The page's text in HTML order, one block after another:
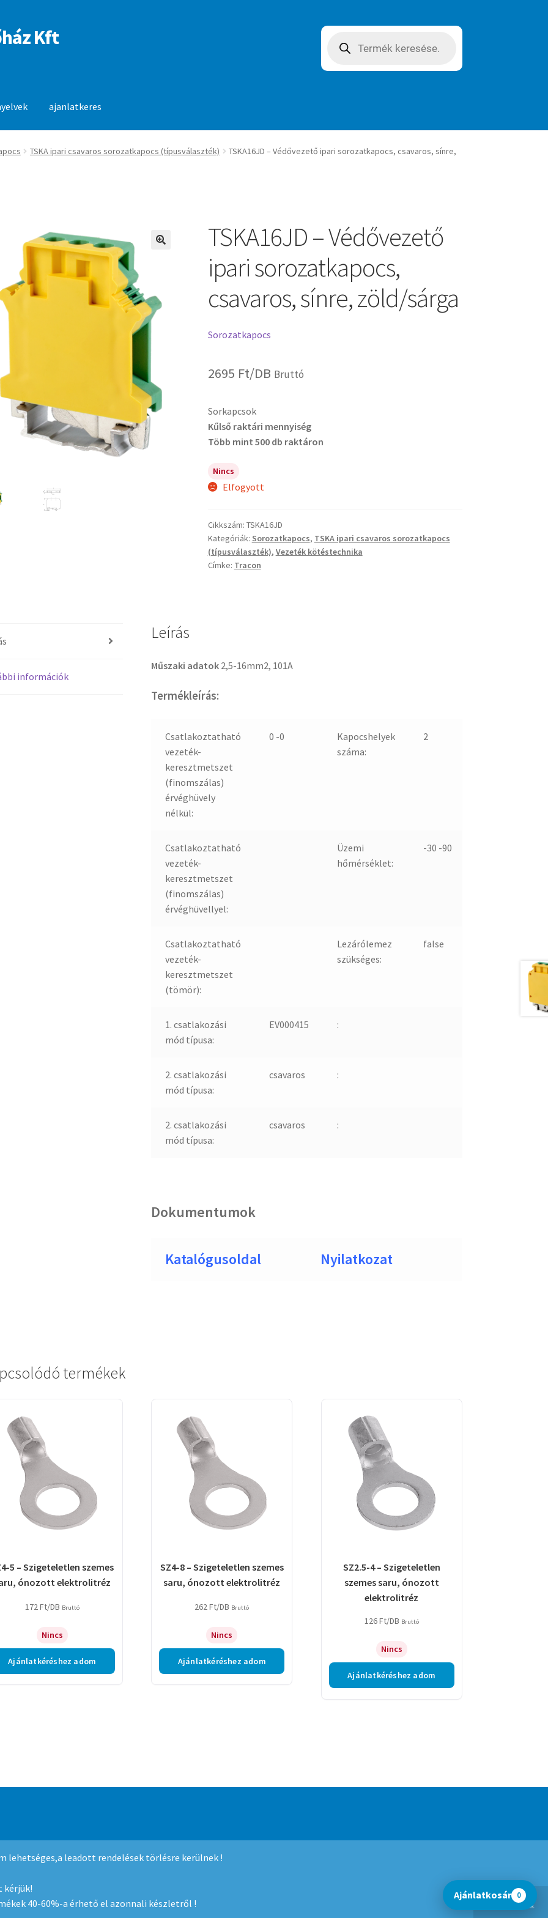
lehetséges,a leadott rendelések törlésre kerülnek !
kérjük!
40-60%-a érhető el azonnali készletről !
Bezárás
Kft search
ajanlatkeres
TSKA ipari csavaros sorozatkapocs (típusválaszték)
TSKA16JD – Védővezető ipari sorozatkapocs, csavaros, sínre,
TSKA16JD – Védővezető
ipari sorozatkapocs,
csavaros, sínre, zöld/sárga
Sorozatkapocs
2695 Ft/DB Bruttó
Sorkapcsok
Kűlső raktári mennyiség
Több mint 500 db raktáron
Nincs
Elfogyott
Cikkszám: TSKA16JD
Kategóriák: Sorozatkapocs, TSKA ipari csavaros sorozatkapocs
(típusválaszték), Vezeték kötéstechnika
Címke: Tracon
információk
Leírás
Műszaki adatok 2,5-16mm2, 101A
Termékleírás:
Csatlakoztatható
vezeték-
keresztmetszet
(finomszálas)
érvéghüvely
nélkül:
0 -0
Kapocshelyek
száma:
2
Csatlakoztatható
vezeték-
keresztmetszet
(finomszálas)
érvéghüvellyel:
Üzemi
hőmérséklet:
-30 -90
Csatlakoztatható
vezeték-
keresztmetszet
(tömör):
Lezárólemez
szükséges:
false
1. csatlakozási
mód típusa:
EV000415 :
2. csatlakozási
mód típusa:
csavaros :
2. csatlakozási
mód típusa:
csavaros :
Dokumentumok
Katalógusoldal Nyilatkozat
termékek
5 – Szigeteletlen szemes
ónozott elektrolitréz
172Ft/DB Bruttó
Nincs
Ajánlatkéréshez adom
SZ4-8 – Szigeteletlen szemes
saru, ónozott elektrolitréz
262Ft/DB Bruttó
Nincs
Ajánlatkéréshez adom
SZ2.5-4 – Szigeteletlen
szemes saru, ónozott
elektrolitréz
126Ft/DB Bruttó
Nincs
Ajánlatkéréshez adom
Ajánlatkosár 0